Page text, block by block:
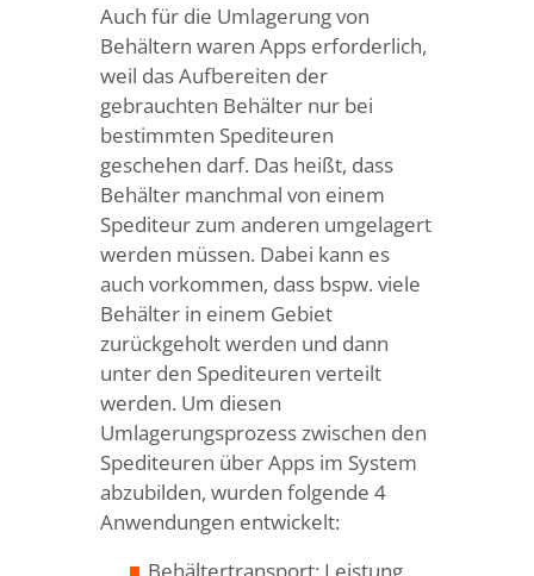
Auch für die Umlagerung von
Behältern waren Apps erforderlich,
weil das Aufbereiten der
gebrauchten Behälter nur bei
bestimmten Spediteuren
geschehen darf. Das heißt, dass
Behälter manchmal von einem
Spediteur zum anderen umgelagert
werden müssen. Dabei kann es
auch vorkommen, dass bspw. viele
Behälter in einem Gebiet
zurückgeholt werden und dann
unter den Spediteuren verteilt
werden. Um diesen
Umlagerungsprozess zwischen den
Spediteuren über Apps im System
abzubilden, wurden folgende 4
Anwendungen entwickelt:
Behältertransport: Leistung